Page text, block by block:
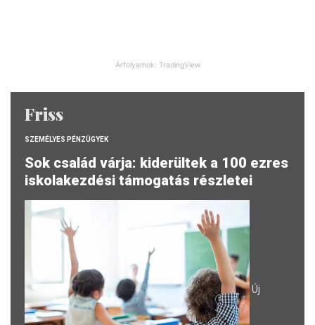
Árfolyamok: TradingView
Friss
SZEMÉLYES PÉNZÜGYEK
Sok család várja: kiderültek a 100 ezres
iskolakezdési támogatás részletei
Új